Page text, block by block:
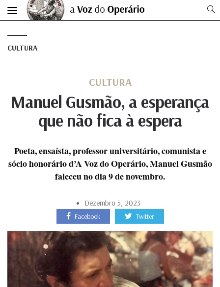
CULTURA
CULTURA
Manuel Gusmão, a esperança
que não fica à espera
Poeta, ensaísta, professor universitário, comunista e
sócio honorário d’A Voz do Operário, Manuel Gusmão
faleceu no dia 9 de novembro.
Dezembro 5, 2023
Facebook Twitter